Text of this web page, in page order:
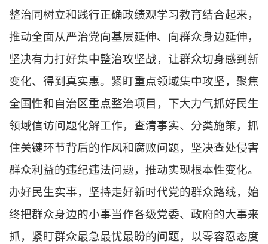
整治同树立和践行正确政绩观学习教育结合起来，
推动全面从严治党向基层延伸、向群众身边延伸，
坚决有力打好集中整治攻坚战，让群众切身感到新
变化、得到真实惠。 紧盯重点领域集中攻坚， 聚焦
全国性和自治区重点整治项目，下大力气抓好民生
领域信访问题化解工作，查清事实、分类施策，抓
住关键环节背后的作风和腐败问题，坚决查处侵害
群众利益的违纪违法问题，推动实现根本性变化。
办好民生实事， 坚持走好新时代党的群众路线，始
终把群众身边的小事当作各级党委、政府的大事来
抓，紧盯群众最急最忧最盼的问题，以零容忍态度